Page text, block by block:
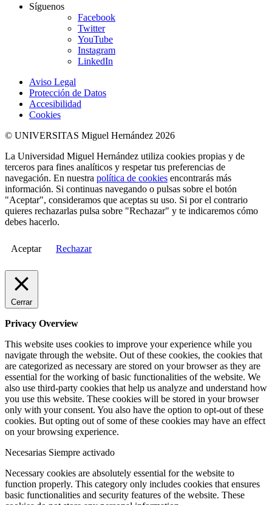
Síguenos
Facebook
Twitter
YouTube
Instagram
LinkedIn
Aviso Legal
Protección de Datos
Accesibilidad
Cookies
© UNIVERSITAS Miguel Hernández 2026
La Universidad Miguel Hernández utiliza cookies propias y de
terceros para fines analíticos y respetar tus preferencias de
navegación. En nuestra política de cookies encontrarás más
información. Si continuas navegando o pulsas sobre el botón
"Aceptar", consideramos que aceptas su uso. Si por el contrario
quieres rechazarlas pulsa sobre "Rechazar" y te indicaremos cómo
debes hacerlo.
Aceptar Rechazar
Cerrar
Privacy Overview
This website uses cookies to improve your experience while you
navigate through the website. Out of these cookies, the cookies that
are categorized as necessary are stored on your browser as they are
essential for the working of basic functionalities of the website. We
also use third-party cookies that help us analyze and understand how
you use this website. These cookies will be stored in your browser
only with your consent. You also have the option to opt-out of these
cookies. But opting out of some of these cookies may have an effect
on your browsing experience.
Necesarias Siempre activado
Necessary cookies are absolutely essential for the website to
function properly. This category only includes cookies that ensures
basic functionalities and security features of the website. These